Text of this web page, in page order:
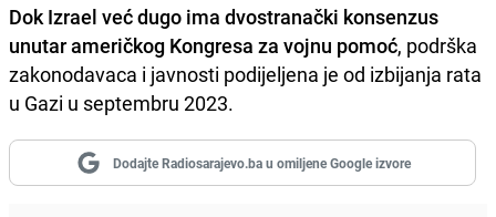
Dok Izrael već dugo ima dvostranački konsenzus
unutar američkog Kongresa za vojnu pomoć, podrška
zakonodavaca i javnosti podijeljena je od izbijanja rata
u Gazi u septembru 2023.
Dodajte Radiosarajevo.ba u omiljene Google izvore